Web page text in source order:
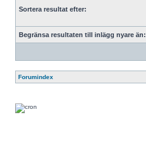
Sortera resultat efter:
Begränsa resultaten till inlägg nyare än:
Forumindex